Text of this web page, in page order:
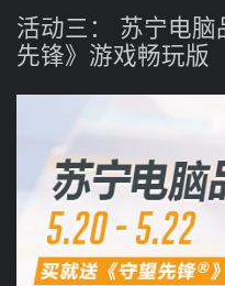
活动三： 苏宁电
先锋》游戏畅玩版